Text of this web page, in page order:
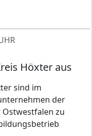
Höxter aus
sind im
der
zu